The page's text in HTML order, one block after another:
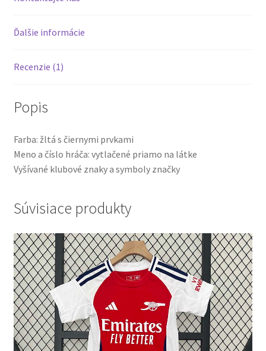
Ďalšie informácie
Recenzie (1)
Popis
Farba: žltá s čiernymi prvkami
Meno a číslo hráča: vytlačené priamo na látke
Vyšívané klubové znaky a symboly značky
Súvisiace produkty